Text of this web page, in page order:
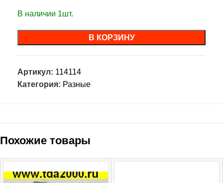
В наличии 1шт.
В КОРЗИНУ
Артикул: 114114
Категория: Разные
Похожие товары